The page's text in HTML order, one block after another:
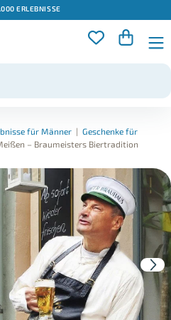
ERLEBNISSE
für Männer | Geschenke für
– Braumeisters Biertradition